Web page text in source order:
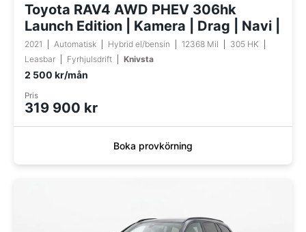
Toyota RAV4 AWD PHEV 306hk
Launch Edition | Kamera | Drag | Navi |
2021 Automatisk Hybrid el/bensin 12368 Mil
305 HK
Leasbar
Fyrhjulsdrift Knivsta
2 500 kr/mån
Pris
319 900 kr
Boka provkörning